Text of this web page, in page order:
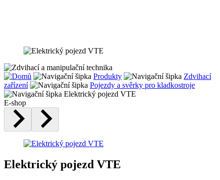
Produkty
Zdvihací
zařízení
Pojezdy a svěrky pro kladkostroje
Elektrický pojezd VTE
E-shop
Elektrický pojezd VTE